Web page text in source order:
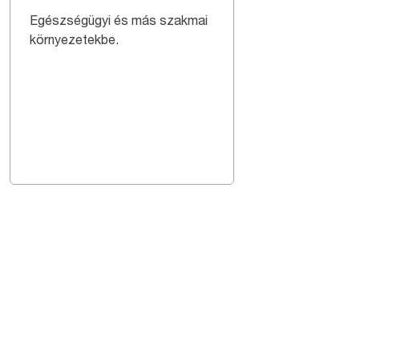
Egészségügyi és más szakmai
környezetekbe.